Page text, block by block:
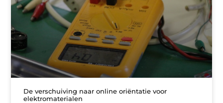
De verschuiving naar online oriëntatie voor
elektromaterialen